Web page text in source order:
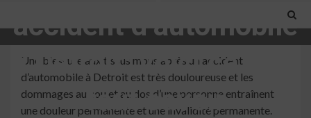
accident d’automobile
à Detroit: voici ce qu’il
faut savoir
Une blessure aux tissus mous après un accident
d’automobile à Detroit est très douloureuse et les
dommages au cou et au dos d’une personne entraînent
une douleur permanente et une invalidité permanente.